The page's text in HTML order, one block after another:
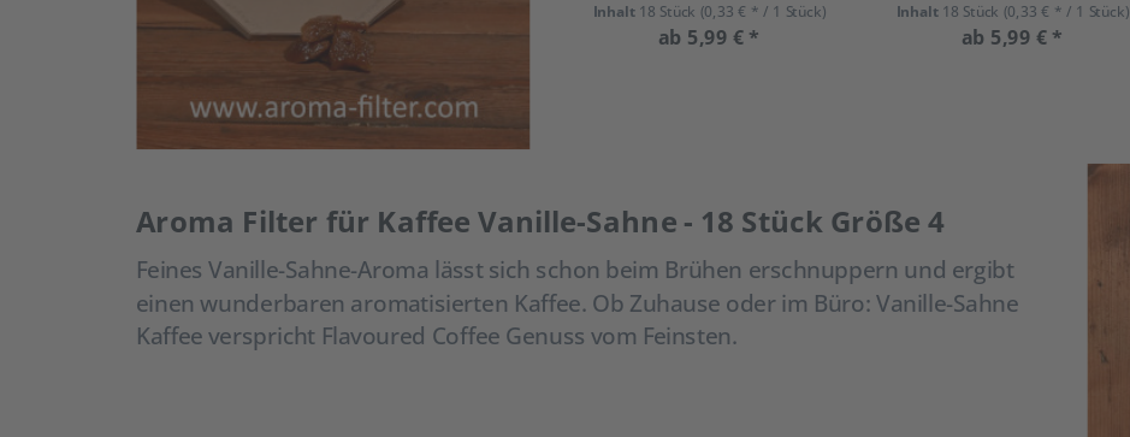
Inhalt 18 Stück (0,33 € * / 1 Stück)
ab 5,99 € *
Inhalt 18 Stück (0,33 € * / 1 Stück)
ab 5,99 € *
Aroma Filter für Kaffee Vanille-Sahne - 18 Stück Größe 4
Feines Vanille-Sahne-Aroma lässt sich schon beim Brühen erschnuppern und ergibt
einen wunderbaren aromatisierten Kaffee. Ob Zuhause oder im Büro: Vanille-Sahne
Kaffee verspricht Flavoured Coffee Genuss vom Feinsten.